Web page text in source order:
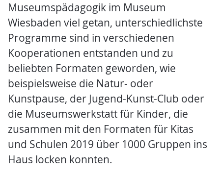
Museumspädagogik im Museum
Wiesbaden viel getan, unterschiedlichste
Programme sind in verschiedenen
Kooperationen entstanden und zu
beliebten Formaten geworden, wie
beispielsweise die Natur- oder
Kunstpause, der Jugend-Kunst-Club oder
die Museumswerkstatt für Kinder, die
zusammen mit den Formaten für Kitas
und Schulen 2019 über 1000 Gruppen ins
Haus locken konnten.